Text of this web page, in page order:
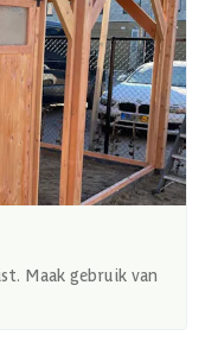
Maak gebruik van